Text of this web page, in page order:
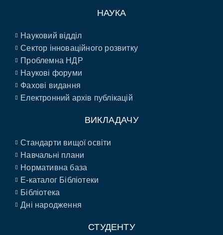
НАУКА
Науковий відділ
Сектор інноваційного розвитку
Проблемна НДР
Наукові форуми
Фахові видання
Електронний архів публікацій
ВИКЛАДАЧУ
Стандарти вищої освіти
Навчальні плани
Нормативна база
E-каталог Бібліотеки
Бібліотека
Дні народження
СТУДЕНТУ